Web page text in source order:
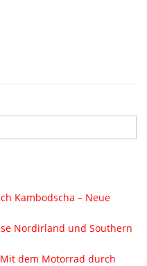
Kambodscha – Neue
Nordirland und Southern
dem Motorrad durch